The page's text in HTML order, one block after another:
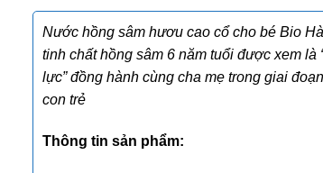
Nước hồng sâm hươu cao cổ cho bé Bio
tinh chất hồng sâm 6 năm tuổi được xem là
lực”đồng hành cùng cha mẹ trong giai
con trẻ
Thông tin sản phẩm: